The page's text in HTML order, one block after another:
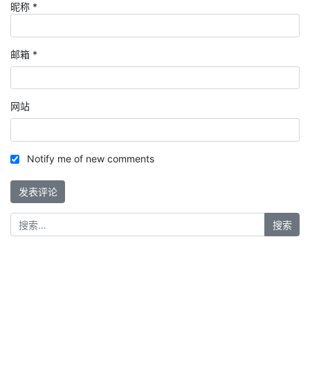
昵称 *
邮箱 *
网站
Notify me of new comments